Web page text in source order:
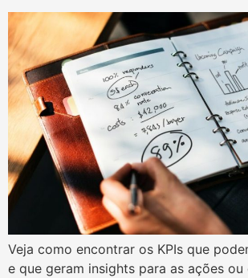
Veja como encontrar os KPIs que
e que geram insights para as ações ou